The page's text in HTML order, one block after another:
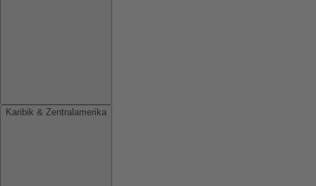
Karibik & Zentralamerika